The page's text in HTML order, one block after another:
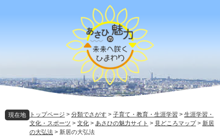
す
。
し
て
へ 現在地 トップページ > 分類でさがす > 子育て・教育・生涯学習 > 生涯学習・
文化・スポーツ > 文化 > あさひの魅力サイト > 見どころマップ> 新居
の大弘法 > 新居の大弘法